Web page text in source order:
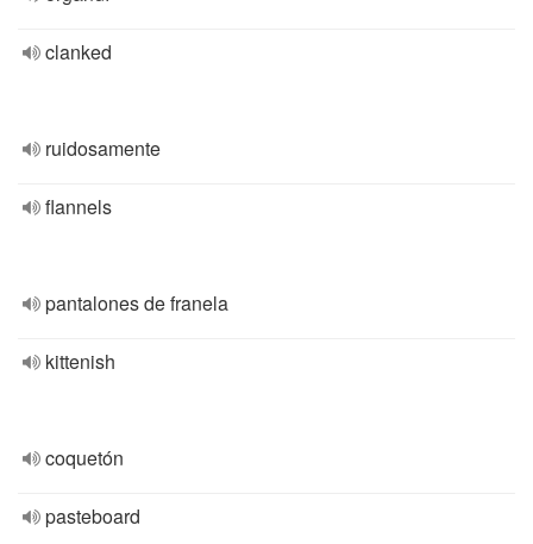
clanked
ruidosamente
flannels
pantalones de franela
kittenish
coquetón
pasteboard